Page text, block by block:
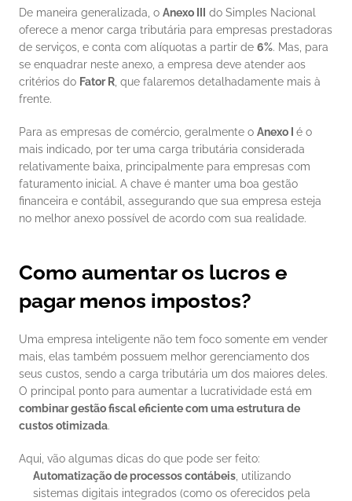
De maneira generalizada, o Anexo III
do Simples Nacional
oferece a menor carga tributária para empresas prestadoras
de serviços, e conta com alíquotas a partir de 6%. Mas, para
se enquadrar neste anexo, a empresa deve atender aos
critérios do Fator R, que falaremos detalhadamente mais à
frente.
Para as empresas de comércio, geralmente o Anexo I é o
mais indicado, por ter uma carga tributária considerada
relativamente baixa, principalmente para empresas com
faturamento inicial. A chave é manter uma boa gestão
financeira e contábil, assegurando que sua empresa esteja
no melhor anexo possível de acordo com sua realidade.
Como aumentar os lucros e
pagar menos impostos?
Uma empresa inteligente não tem foco somente em vender
mais, elas também possuem melhor gerenciamento dos
seus custos, sendo a carga tributária um dos maiores deles.
combinar gestão fiscal eficiente com uma estrutura de
custos otimizada.
Aqui, vão algumas dicas do que pode ser feito:
Automatização de processos contábeis, utilizando
sistemas digitais integrados (como os oferecidos pela